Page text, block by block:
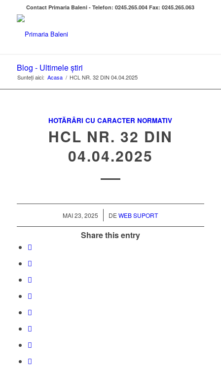
Contact Primaria Baleni - Telefon: 0245.265.004 Fax: 0245.265.063
Blog - Ultimele știri
Sunteți aici: Acasa / HCL NR. 32 DIN 04.04.2025
HOTĂRÂRI CU CARACTER NORMATIV
HCL NR. 32 DIN
04.04.2025
MAI 23, 2025
/ DEWEB SUPORT
Share this entry